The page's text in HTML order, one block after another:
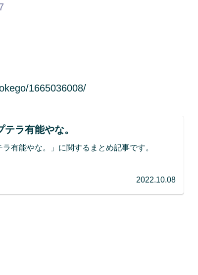
1665036008/
テラ有能やな。
ラ有能やな。」に関するまとめ記事です。
2022.10.08